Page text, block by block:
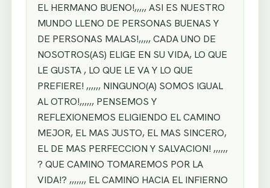
EL HERMANO BUENO!,,,,, ASI ES NUESTRO
MUNDO LLENO DE PERSONAS BUENAS Y
DE PERSONAS MALAS!,,,,, CADA UNO DE
NOSOTROS(AS) ELIGE EN SU VIDA, LO QUE
LE GUSTA , LO QUE LE VA Y LO QUE
PREFIERE! ,,,,,, NINGUNO(A) SOMOS IGUAL
AL OTRO!,,,,,, PENSEMOS Y
REFLEXIONEMOS ELIGIENDO EL CAMINO
MEJOR, EL MAS JUSTO, EL MAS SINCERO,
EL DE MAS PERFECCION Y SALVACION! ,,,,,,
? QUE CAMINO TOMAREMOS POR LA
VIDA!? ,,,,,,, EL CAMINO HACIA EL INFIERNO